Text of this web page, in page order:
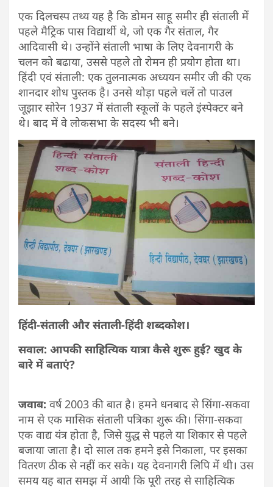
एक दिलचस्प तथ्य यह है कि डोमन साहू समीर ही संताली में
पहले मैट्रिक पास विद्यार्थी थे, जो एक गैर संताल, गैर
आदिवासी थे। उन्होंने संताली भाषा के लिए देवनागरी के
चलन को बढाया, उससे पहले तो रोमन ही प्रयोग होता था।
हिंदी एवं संताली: एक तुलनात्मक अध्ययन समीर जी की एक
शानदार शोध पुस्तक है। उनसे थोड़ा पहले चलें तो पाउल
जूझार सोरेन 1937 में संताली स्कूलों के पहले इंस्पेक्टर बने
थे। बाद में वे लोकसभा के सदस्य भी बने।
हिंदी-संताली और संताली-हिंदी शब्दकोश।
सवाल: आपकी साहित्यिक यात्रा कैसे शुरू हुई? खुद के
बारे में बताएं?
जवाब: वर्ष 2003 की बात है। हमने धनबाद से सिंगा-सकवा
नाम से एक मासिक संताली पत्रिका शुरू की। सिंगा-सकवा
एक वाद्य यंत्र होता है, जिसे युद्ध से पहले या शिकार से पहले
बजाया जाता है। दो साल तक हमने इसे निकाला, पर इसका
वितरण ठीक से नहीं कर सके। यह देवनागरी लिपि में थी। उस
समय यह बात समझ में आयी कि पूरी तरह से साहित्यिक